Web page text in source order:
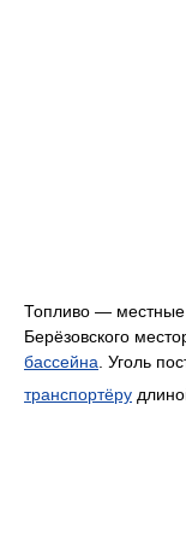
Топливо — местные
Берёзовского
бассейна . Уголь
транспортёру